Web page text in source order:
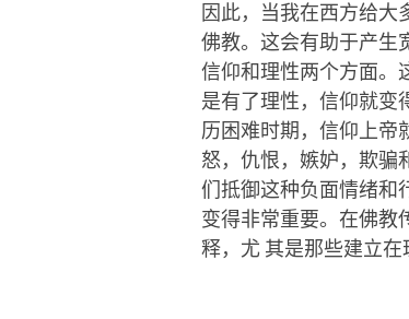
因此，当我在西方给大
佛教。这会有助于产生
信仰和理性两个方面。
是有了理性，信仰就变
历困难时期，信仰上帝
怒，仇恨，嫉妒，欺骗
们抵御这种负面情绪和
变得非常重要。在佛教
释，尤 其是那些建立在